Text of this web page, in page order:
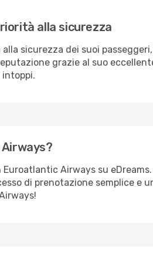
alla sicurezza
sicurezza dei suoi
grazie al suo
intoppi.
Airways su
di prenotazione semplice e